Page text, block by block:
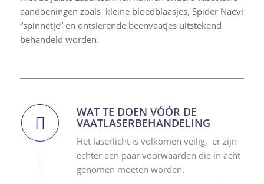
aandoeningen zoals kleine bloedblaasjes, Spider Naevi
“spinnetje” en ontsierende beenvaatjes uitstekend
behandeld worden.
WAT TE DOEN VÓÓR DE
VAATLASERBEHANDELING
Het laserlicht is volkomen veilig, er zijn
echter een paar voorwaarden die in acht
genomen moeten worden.